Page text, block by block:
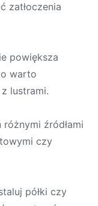
zatłoczenia
powiększa
warto
lustrami.
źródłami
czy
półki czy